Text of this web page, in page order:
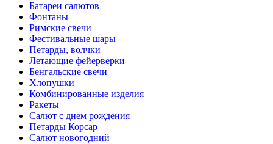
Батареи салютов
Фонтаны
Римские свечи
Фестивальные шары
Петарды, волчки
Летающие фейерверки
Бенгальские свечи
Хлопушки
Комбинированные изделия
Ракеты
Салют с днем рождения
Петарды Корсар
Салют новогодний